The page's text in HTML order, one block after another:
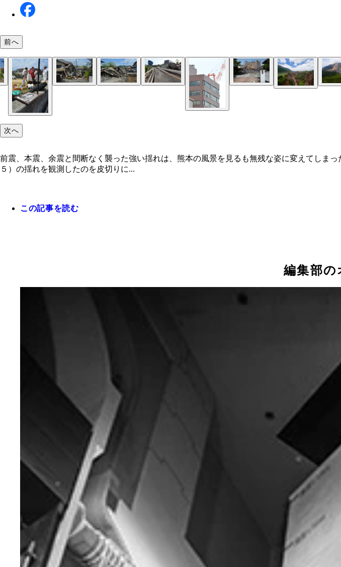
前震、本震、余震と間断なく襲った強い揺れは、熊本の風景を見るも無残な姿に
脱線した九州新幹線。４月１５日正午時点で、まだ復旧作業は行なわれていない様
益城町役場近くの住宅街にある倒壊家屋。やはり１階部分がつぶれてしまっている
築年数が古いアパートも２階部分のみが残る格好となっていた
倒壊した自宅に着替えの衣類などをとりにきた被災者
益城町では瓦屋根の家屋も多かった。瓦の重みが家屋の倒壊を招きやすい状況を作
益城町役場から徒歩数分の場所にあるお寺も、瓦が剥げ落ちた屋根だけを残し、崩
地震で崩れ落ちた土砂が、南阿蘇村を南北に通る国道３２５号を越え、真下の立野
阿蘇東急ゴルフクラブ近辺にある別荘地帯。複数の家屋が今にも谷底へ崩れ落ちそ
南阿蘇村の村営キャンプ場付近の道路は完全に損壊していた
阿蘇の名湯、栃木（とちのき）温泉の温泉旅館の駐車場にて。運悪く、２台の車に
前へ
次へ
前震、本震、余震と間断なく襲った強い揺れは、熊本の風景を見るも無残な姿に変えてしま
５）の揺れを観測したのを皮切りに...
この記事を読む
編集部の